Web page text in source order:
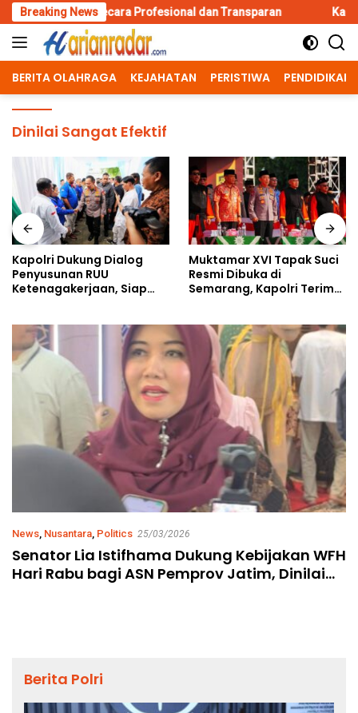
Skip
to
content
Breaking News
Profesional dan Transparan Kapolri Dukung Dialog
BERITA OLAHRAGA KEJAHATAN PERISTIWA PENDIDIKAN
Dinilai Sangat Efektif
Kapolri Dukung Dialog
Penyusunan RUU
Ketenagakerjaan, Siap
Muktamar XVI Tapak Suci
Resmi Dibuka di
Semarang, Kapolri Terima
News Nusantara Politics 25/03/2026
Senator Lia Istifhama Dukung Kebijakan WFH
Hari Rabu bagi ASN Pemprov Jatim, Dinilai
Berita Polri